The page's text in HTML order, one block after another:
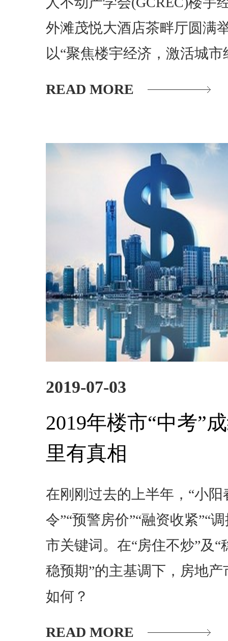
外滩茂悦大酒店茶畔厅圆满
以“聚焦楼宇经济，激活城市
READ MORE
2019-07-03
2019年楼市“中考”
里有真相
在刚刚过去的上半年，“小阳
令”“预警房价”“融资收紧”“
市关键词。在“房住不炒”及
稳预期”的主基调下，房地产
如何？
READ MORE